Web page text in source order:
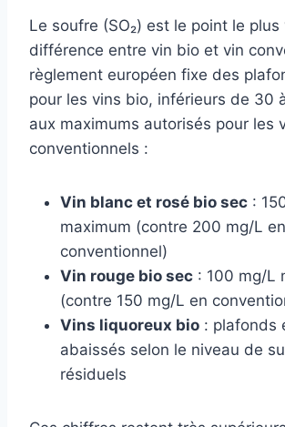
Le soufre (SO₂) est le point le
différence entre vin bio et vin
règlement européen fixe des
pour les vins bio, inférieurs de 30
aux maximums autorisés pour les
conventionnels :
Vin blanc et rosé bio sec :
maximum (contre 200 mg/L en
conventionnel)
Vin rouge bio sec : 100 mg/L
(contre 150 mg/L en
Vins liquoreux bio : plafonds
abaissés selon le niveau de
résiduels